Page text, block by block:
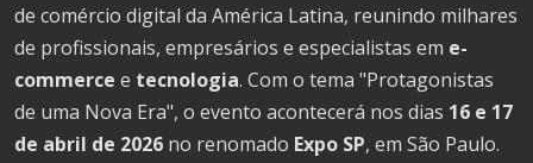
de comércio digital da América Latina, reunindo milhares
de profissionais, empresários e especialistas em e-
commerce e tecnologia. Com o tema "Protagonistas
de uma Nova Era", o evento acontecerá nos dias 16 e 17
de abril de 2026 no renomado Expo SP, em São Paulo.